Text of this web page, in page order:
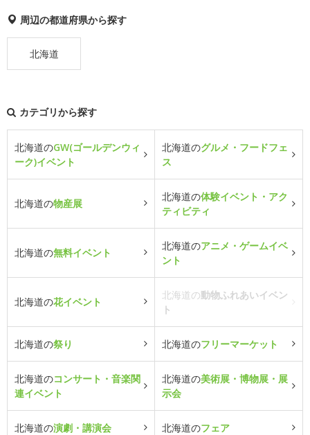
周辺の都道府県から探す
北海道
カテゴリから探す
北海道のGW(ゴールデンウィ
ーク)イベント
北海道のグルメ・フードフェ
ス
北海道の物産展
北海道の体験イベント・アク
ティビティ
北海道の無料イベント
北海道のアニメ・ゲームイベ
ント
北海道の花イベント
北海道の動物ふれあいイベン
ト
北海道の祭り 北海道のフリーマーケット
北海道のコンサート・音楽関
連イベント
北海道の美術展・博物展・展
示会
北海道の演劇・講演会 北海道のフェア